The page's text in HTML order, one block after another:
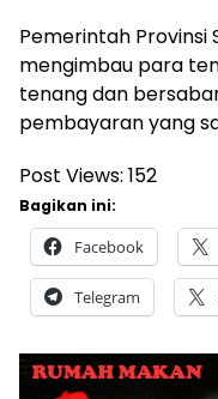
Pemerintah Provinsi
mengimbau para
tenang dan
pembayaran yang
Post Views: 152
Bagikan ini:
Facebook
Telegram